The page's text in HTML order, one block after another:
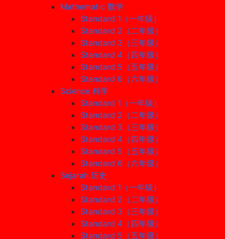
Mathematic 数学
Standard 1（一年级）
Standard 2（二年级）
Standard 3（三年级）
Standard 4（四年级）
Standard 5（五年级）
Standard 6（六年级）
Science 科学
Standard 1（一年级）
Standard 2（二年级）
Standard 3（三年级）
Standard 4（四年级）
Standard 5（五年级）
Standard 6（六年级）
Sejarah 历史
Standard 1（一年级）
Standard 2（二年级）
Standard 3（三年级）
Standard 4（四年级）
Standard 5（五年级）